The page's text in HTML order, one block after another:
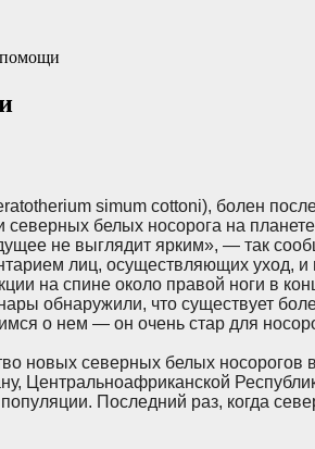
помощи
simum cottoni), болен
северных белых носорога на
не выглядит ярким», — так
лиц, осуществляющих уход,
на спине около правой ноги в
обнаружили, что существует
о нем — он очень стар для
новых северных белых
Центральноафриканской
Последний раз, когда